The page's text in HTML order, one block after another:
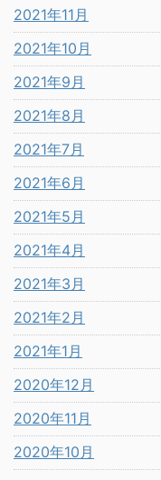
2021年11月
2021年10月
2021年9月
2021年8月
2021年7月
2021年6月
2021年5月
2021年4月
2021年3月
2021年2月
2021年1月
2020年12月
2020年11月
2020年10月